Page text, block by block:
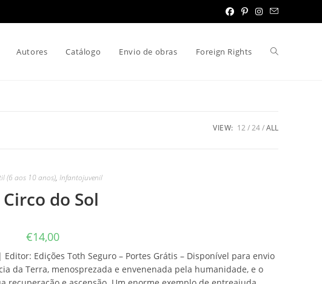
Autores Catálogo Envio de obras Foreign Rights Toggle
VIEW: 12 24 ALL
(6 aos 10 anos),Infantojuvenil
Circo do Sol
€14,00
Edições Toth Seguro – Portes Grátis – Disponível para envio
da Terra, menosprezada e envenenada pela humanidade, e o